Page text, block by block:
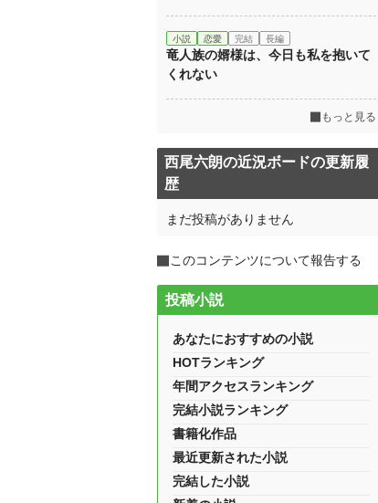
小説 恋愛 完結 長編
竜人族の婿様は、今日も私を抱いて
くれない
もっと見る
西尾六朗の近況ボードの更新履
歴
まだ投稿がありません
このコンテンツについて報告する
投稿小説
あなたにおすすめの小説
HOTランキング
年間アクセスランキング
完結小説ランキング
書籍化作品
最近更新された小説
完結した小説